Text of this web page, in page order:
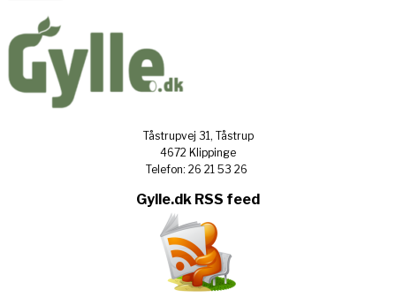
Tåstrupvej 31, Tåstrup
4672 Klippinge
Telefon: 26 21 53 26
Gylle.dk RSS feed